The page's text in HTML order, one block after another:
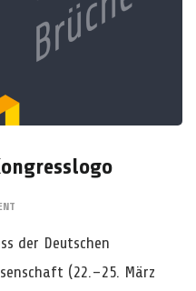
D
E
der Deutschen
(22.–25. März